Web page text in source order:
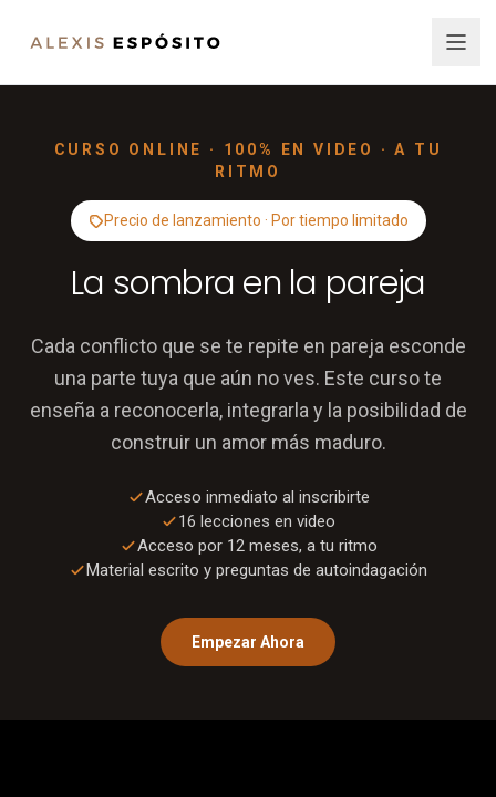
CURSO ONLINE · 100% EN VIDEO · A TU
RITMO
Precio de lanzamiento · Por tiempo limitado
La sombra en la pareja
Cada conflicto que se te repite en pareja esconde
una parte tuya que aún no ves. Este curso te
enseña a reconocerla, integrarla y la posibilidad de
construir un amor más maduro.
Acceso inmediato al inscribirte
16 lecciones en video
Acceso por 12 meses, a tu ritmo
Material escrito y preguntas de autoindagación
Empezar Ahora